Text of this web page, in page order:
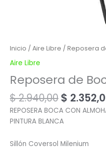
Inicio / Aire Libre / Reposera
Aire Libre
Reposera de
$2.940,00 $
REPOSERA BOCA CON
PINTURA BLANCA
Sillón Coversol Milenium